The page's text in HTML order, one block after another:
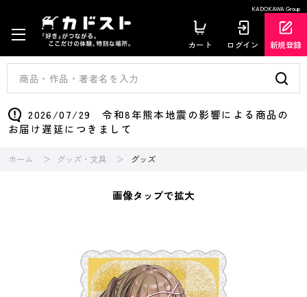
KADOKAWA Group
カート ログイン 新規登録
2026/07/29 令和8年熊本地震の影響による商品の
お届け遅延につきまして
ホーム グッズ・文具 グッズ
画像タップで拡大